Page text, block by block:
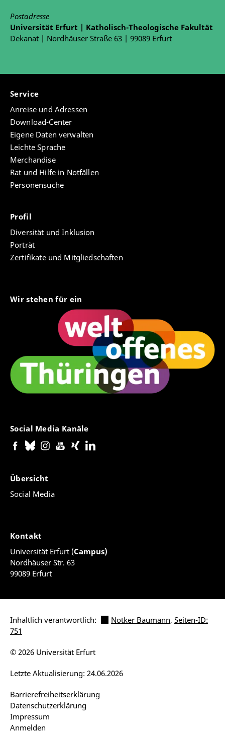
Postadresse
Universität Erfurt | Katholisch-Theologische Fakultät
Dekanat | Nordhäuser Straße 63 | 99089 Erfurt
Service
Anreise und Adressen
Download-Center
Eigene Daten verwalten
Leichte Sprache
Merchandise
Rat und Hilfe in Notfällen
Personensuche
Profil
Diversität und Inklusion
Porträt
Zertifikate und Mitgliedschaften
Wir stehen für ein
Social Media Kanäle
Übersicht
Social Media
Kontakt
Universität Erfurt (Campus)
Nordhäuser Str. 63
99089 Erfurt
Inhaltlich verantwortlich: Notker Baumann, Seiten-ID:
751
Barrierefreiheitserklärung
Datenschutzerklärung
Impressum
Anmelden
Letzte Aktualisierung: 24.06.2026
© 2026 Universität Erfurt